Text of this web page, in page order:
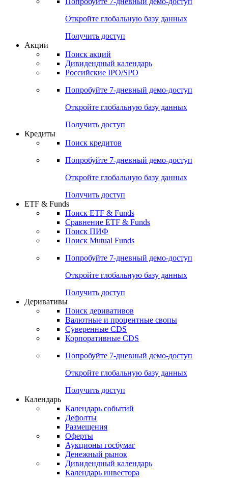
Опросы
Попробуйте7-дневный
Откройте глобальную базу данных
Получить доступ
Поиск акций
Российские IPO/SPO
Попробуйте7-дневный
Откройте глобальную базу данных
Получить доступ
Поиск кредитов
Попробуйте7-дневный
Откройте глобальную базу данных
Получить доступ
ETF & Funds
Сравнение ETF & Funds
Поиск Mutual Funds
Попробуйте7-дневный
Откройте глобальную базу данных
Получить доступ
Деривативы
Валютные и процентные свопы
Корпоративные CDS
Попробуйте7-дневный
Откройте глобальную базу данных
Получить доступ
Календарь
Календарь событий
Дефолты
Размещения
Оферты